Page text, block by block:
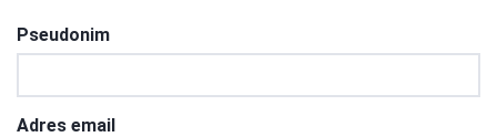
Pseudonim
Adres email